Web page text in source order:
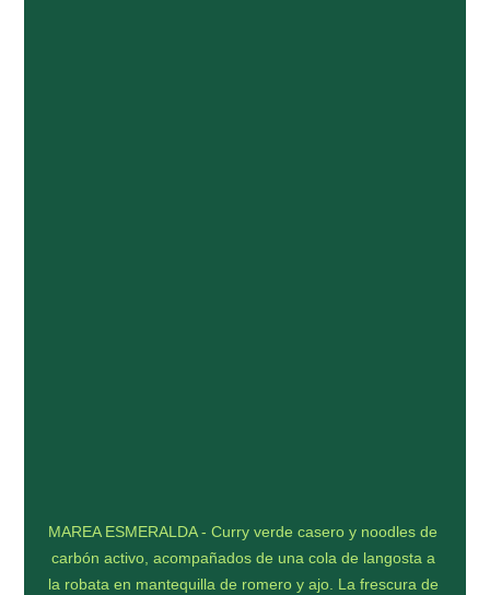
MAREA ESMERALDA - Curry verde casero y noodles de
carbón activo, acompañados de una cola de langosta a
la robata en mantequilla de romero y ajo. La frescura de